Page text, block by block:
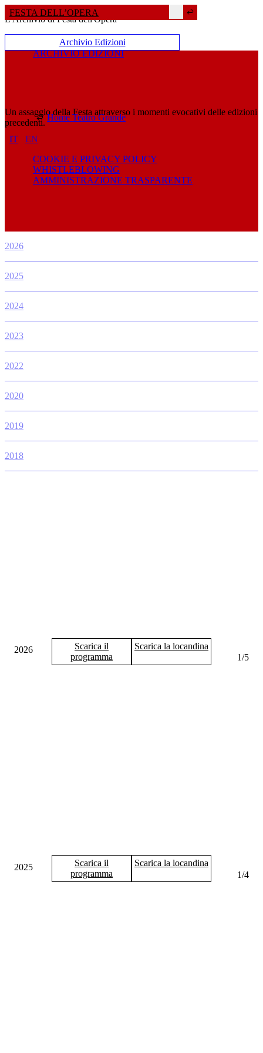
FESTA DELL’OPERA
ARCHIVIO EDIZIONI
Home Teatro Grande
IT
EN
COOKIE E PRIVACY POLICY
WHISTLEBLOWING
AMMINISTRAZIONE TRASPARENTE
L'Archivio di Festa dell'Opera
Archivio Edizioni
Un assaggio della Festa attraverso i momenti evocativi delle edizioni
precedenti.
2026
2025
2024
2023
2022
2020
2019
2018
2026
1/5
Scarica il
programma
Scarica la locandina
2025
1/4
Scarica il
programma
Scarica la locandina